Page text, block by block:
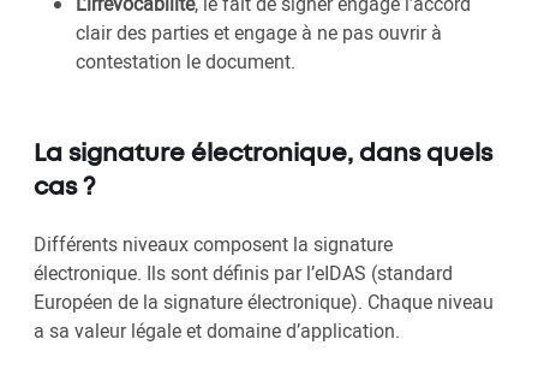
clair des parties et engage à ne pas ouvrir à
contestation le document.
La signature électronique, dans quels
cas ?
Différents niveaux composent la signature
électronique. Ils sont définis par l’eIDAS (standard
Européen de la signature électronique). Chaque niveau
a sa valeur légale et domaine d’application.